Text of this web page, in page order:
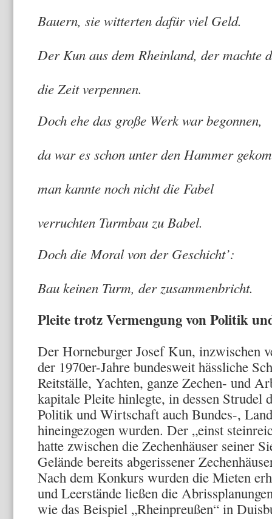
Bauern, sie witterten dafür viel Geld.
Der Kun aus dem Rheinland, der
die Zeit verpennen.
Doch ehe das große Werk war
da war es schon unter den Hammer
man kannte noch nicht die Fabel
verruchten Turmbau zu Babel.
Doch die Moral von der Geschicht’:
Bau keinen Turm, der zusammenbricht.
Pleite trotz Vermengung von Politik
Der Horneburger Josef Kun, inzwischen
der 1970er-Jahre bundesweit hässliche
Reitställe, Yachten, ganze Zechen- und
kapitale Pleite hinlegte, in dessen Strudel
Politik und Wirtschaft auch Bundes-,
hineingezogen wurden. Der „einst
hatte zwischen die Zechenhäuser seiner
Gelände bereits abgerissener
Nach dem Konkurs wurden die Mieten
und Leerstände ließen die
wie das Beispiel „Rheinpreußen“ in